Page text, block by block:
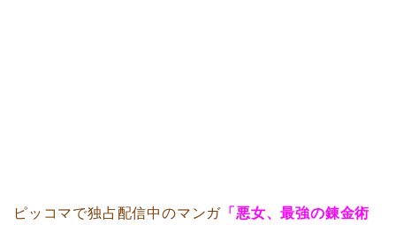
ピッコマで独占配信中のマンガ 「悪女、最強の錬金術